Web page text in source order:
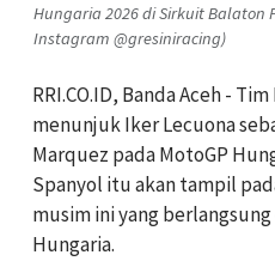
Hungaria 2026 di Sirkuit Balaton
Instagram @gresiniracing)
RRI.CO.ID, Banda Aceh -
menunjuk Iker Lecuona
Marquez pada MotoGP
Spanyol itu akan tampil
musim ini yang
Hungaria.